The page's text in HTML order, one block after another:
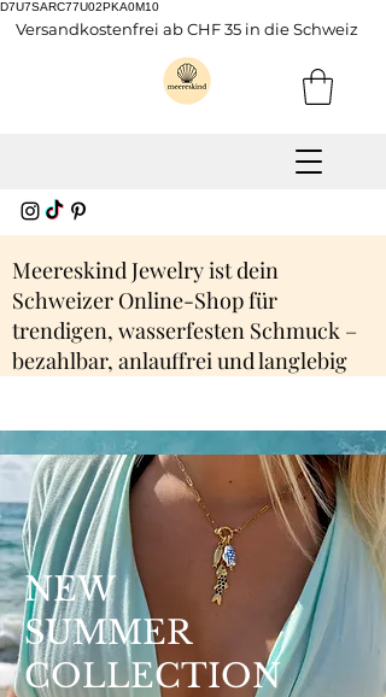
D7U7SARC77U02PKA0M10
Versandkostenfrei ab CHF 35 in die Schweiz
Meereskind Jewelry ist dein
Schweizer Online-Shop für
trendigen, wasserfesten Schmuck –
bezahlbar, anlauffrei und langlebig
NEW
SUMMER
COLLECTION